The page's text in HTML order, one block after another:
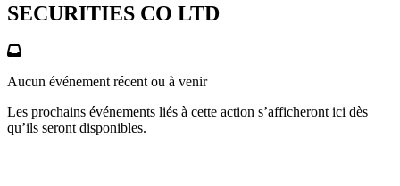
SECURITIES CO LTD
Aucun événement récent ou à venir
Les prochains événements liés à cette action s’afficheront ici dès
qu’ils seront disponibles.